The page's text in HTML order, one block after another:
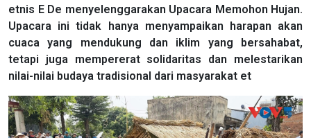
etnis E De menyelenggarakan Upacara Memohon Hujan.
Upacara ini tidak hanya menyampaikan harapan akan
cuaca yang mendukung dan iklim yang bersahabat,
tetapi juga mempererat solidaritas dan melestarikan
nilai-nilai budaya tradisional dari masyarakat et